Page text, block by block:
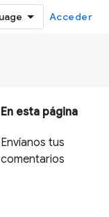
Acceder
En esta página
Envíanos tus
comentarios